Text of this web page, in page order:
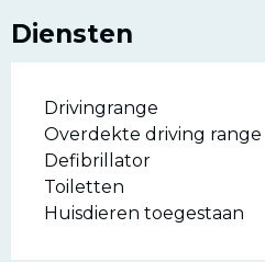
Diensten
Drivingrange
Overdekte driving range
Defibrillator
Toiletten
Huisdieren toegestaan